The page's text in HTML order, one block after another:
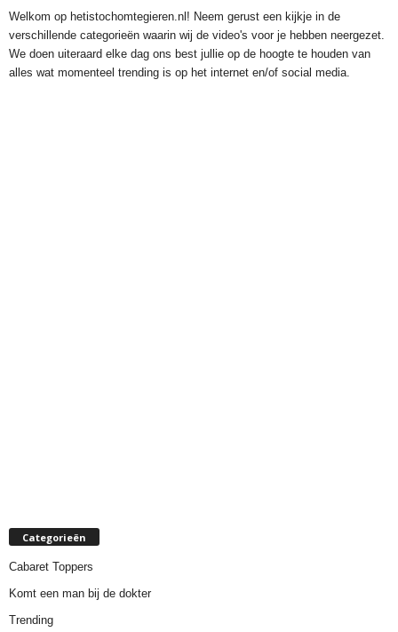
Welkom op hetistochomtegieren.nl! Neem gerust een kijkje in de
verschillende categorieën waarin wij de video's voor je hebben neergezet.
We doen uiteraard elke dag ons best jullie op de hoogte te houden van
alles wat momenteel trending is op het internet en/of social media.
Categorieën
Cabaret Toppers
Komt een man bij de dokter
Trending